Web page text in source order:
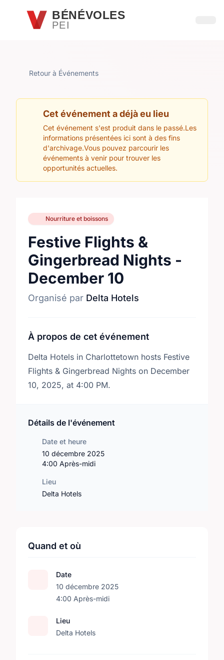
Passer au contenu principal
BÉNÉVOLES
PEI
Retour à Événements
Cet événement a déjà eu lieu
Cet événement s'est produit dans le passé.Les
informations présentées ici sont à des fins
d'archivage.Vous pouvez parcourir les
événements à venir pour trouver les
opportunités actuelles.
Nourriture et boissons
Festive Flights &
Gingerbread Nights -
December 10
Organisé par Delta Hotels
À propos de cet événement
Delta Hotels in Charlottetown hosts Festive
Flights & Gingerbread Nights on December
10, 2025, at 4:00 PM.
Détails de l'événement
Date et heure
10 décembre 2025
4:00 Après-midi
Lieu
Delta Hotels
Quand et où
Date
10 décembre 2025
4:00 Après-midi
Lieu
Delta Hotels